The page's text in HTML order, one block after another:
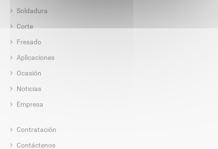
Soldadura
Corte
Fresado
Aplicaciones
Ocasión
Noticias
Empresa
Contratación
Contáctenos